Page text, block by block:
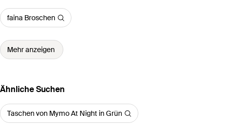
faina Broschen
Mehr anzeigen
Ähnliche Suchen
Taschen von Mymo At Night in Grün